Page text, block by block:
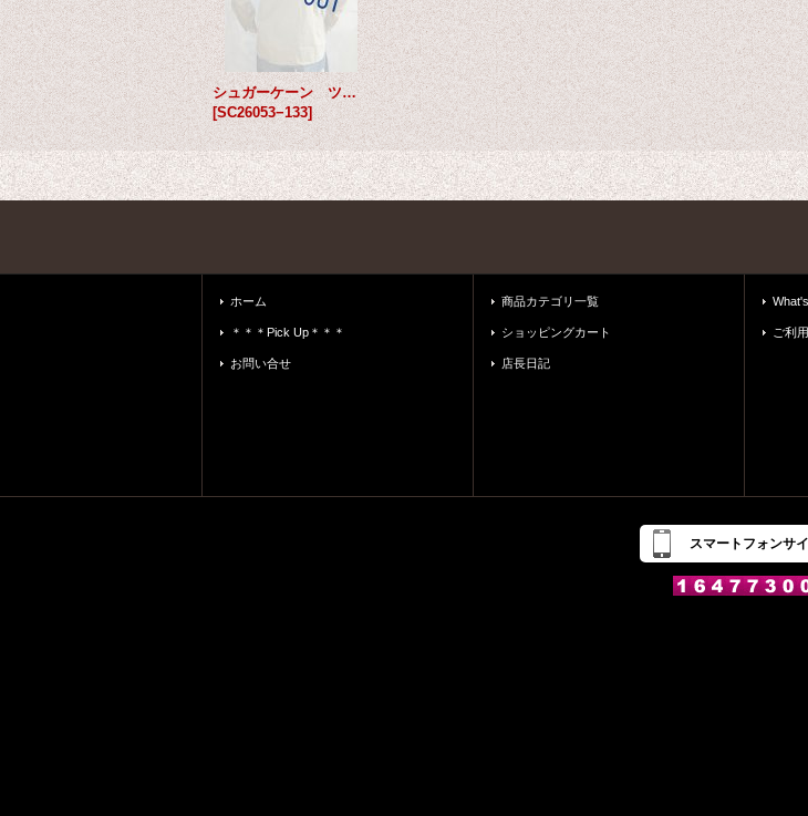
シュガーケーン ツイル エンブロイダリーシャツ
[SC26053−133]
ホーム
＊＊＊Pick Up＊＊＊
お問い合せ
商品カテゴリ一覧
ショッピングカート
店長日記
ご利
スマートフォンサ